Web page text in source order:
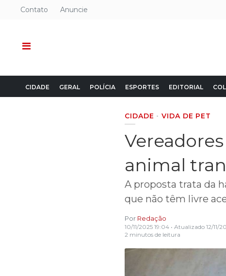
Contato Anuncie
CIDADE GERAL POLÍCIA ESPORTES EDITORIAL
CIDADE VIDA DE PET
animal
A proposta trata da
que não têm livre
Por Redação
10/11/2025 19:04 • Atualizado 12/11/
2 minutos de leitura